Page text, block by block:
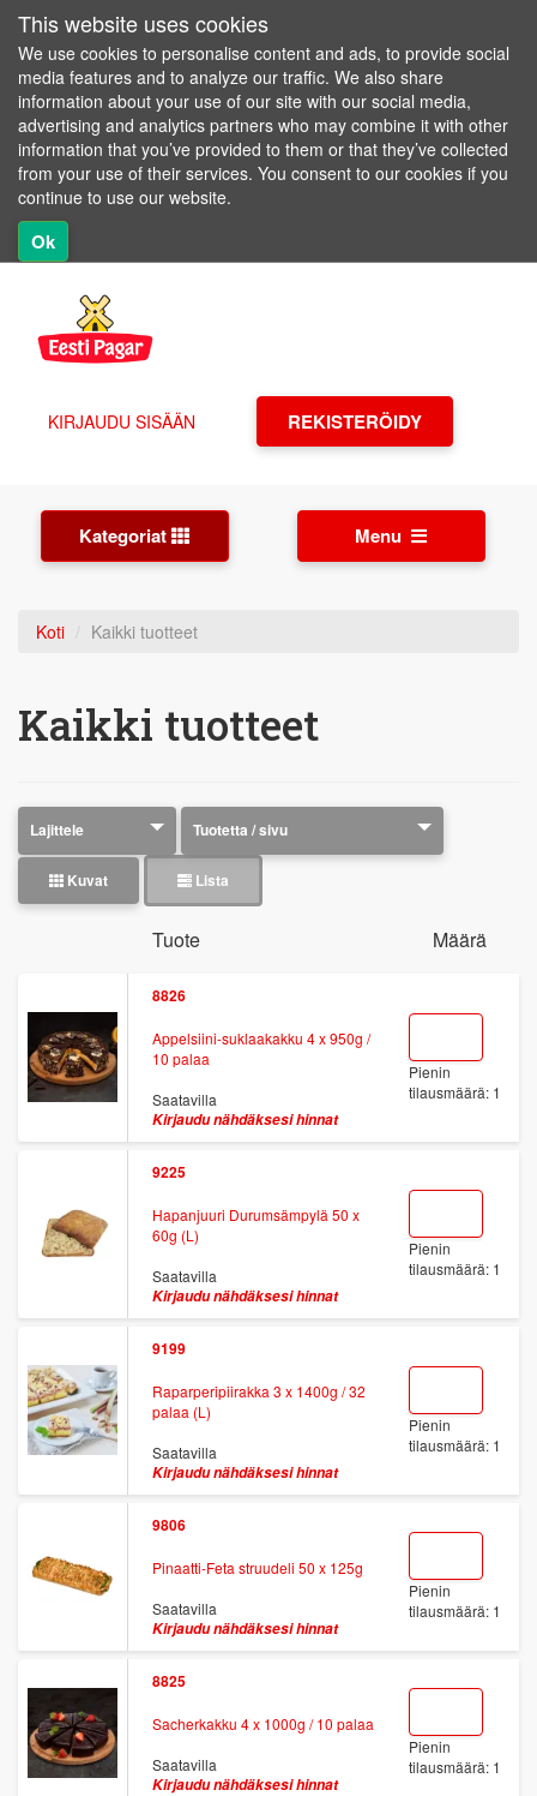
This website uses cookies
We use cookies to personalise content and ads, to provide social
media features and to analyze our traffic. We also share
information about your use of our site with our social media,
advertising and analytics partners who may combine it with other
information that you’ve provided to them or that they’ve collected
from your use of their services. You consent to our cookies if you
continue to use our website.
Ok
KIRJAUDU SISÄÄN REKISTERÖIDY
Kategoriat Menu
Koti Kaikki tuotteet
Kaikki tuotteet
Kuvat Lista
Tuote Määrä
8826
Appelsiini-suklaakakku 4 x 950g /
10 palaa
Saatavilla
Kirjaudu nähdäksesi hinnat
Pienin
tilausmäärä: 1
9225
Hapanjuuri Durumsämpylä 50 x
60g (L)
Saatavilla
Kirjaudu nähdäksesi hinnat
Pienin
tilausmäärä: 1
9199
Raparperipiirakka 3 x 1400g / 32
palaa (L)
Saatavilla
Kirjaudu nähdäksesi hinnat
Pienin
tilausmäärä: 1
9806
Pinaatti-Feta struudeli 50 x 125g
Saatavilla
Kirjaudu nähdäksesi hinnat
Pienin
tilausmäärä: 1
8825
Sacherkakku 4 x 1000g / 10 palaa
Saatavilla
Kirjaudu nähdäksesi hinnat
Pienin
tilausmäärä: 1